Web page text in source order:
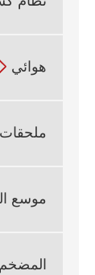
هوائي
موسع
المضخم